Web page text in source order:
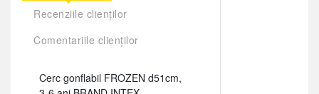
Recenziile clienților
Comentariile clienților
Cerc gonflabil FROZEN d51cm,